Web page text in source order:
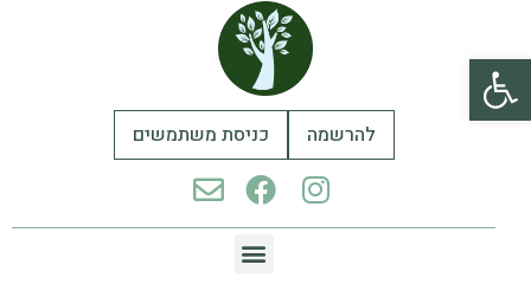
פתח סרגל נגישות
להרשמה כניסת משתמשים